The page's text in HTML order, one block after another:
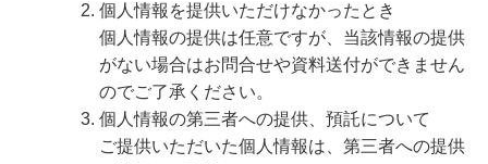
個人情報を提供いただけなかったとき
個人情報の提供は任意ですが、当該情報の提供
がない場合はお問合せや資料送付ができません
のでご了承ください。
個人情報の第三者への提供、預託について
ご提供いただいた個人情報は、第三者への提供